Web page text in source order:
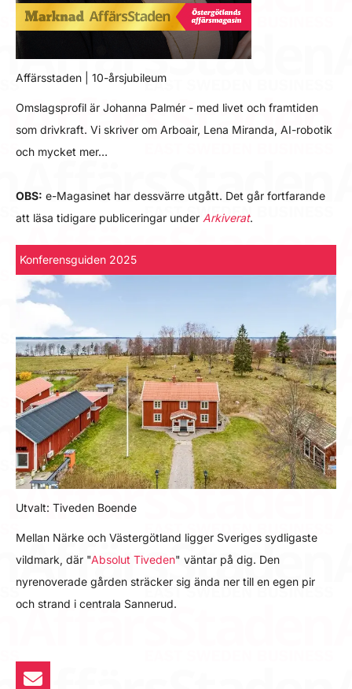
Affärsstaden | 10-årsjubileum
Omslagsprofil är Johanna Palmér - med livet och framtiden
som drivkraft. Vi skriver om Arboair, Lena Miranda, AI-robotik
och mycket mer…
OBS: e-Magasinet har dessvärre utgått. Det går fortfarande
att läsa tidigare publiceringar under Arkiverat.
Konferensguiden 2025
Utvalt: Tiveden Boende
Mellan Närke och Västergötland ligger Sveriges sydligaste
vildmark, där "Absolut Tiveden" väntar på dig. Den
nyrenoverade gården sträcker sig ända ner till en egen pir
och strand i centrala Sannerud.